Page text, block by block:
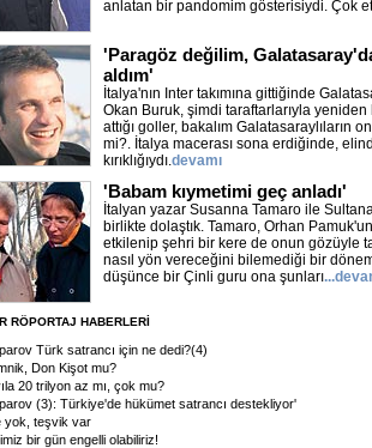
anlatan bir pandomim gösterisiydi. Çok
'Paragöz değilim,
aldım'
İtalya'nın Inter takımına gittiğinde
Okan Buruk, şimdi taraftarlarıyla yeniden
attığı goller, bakalım Galatasaraylıların
mi?. İtalya macerası sona erdiğinde,
kırıklığıydı.devamı
'Babam kıymetimi geç anladı'
İtalyan yazar Susanna Tamaro ile
birlikte dolaştık. Tamaro, Orhan
etkilenip şehri bir kere de onun gözüyle
nasıl yön vereceğini bilemediği bir
düşünce bir Çinli guru ona şunları
RÖPORTAJ HABERLERİ
Türk satrancı için ne dedi?(4)
Don Kişot mu?
20 trilyon az mı, çok mu?
(3): Türkiye'de hükümet satrancı destekliyor'
yok, teşvik var
bir gün engelli olabiliriz!